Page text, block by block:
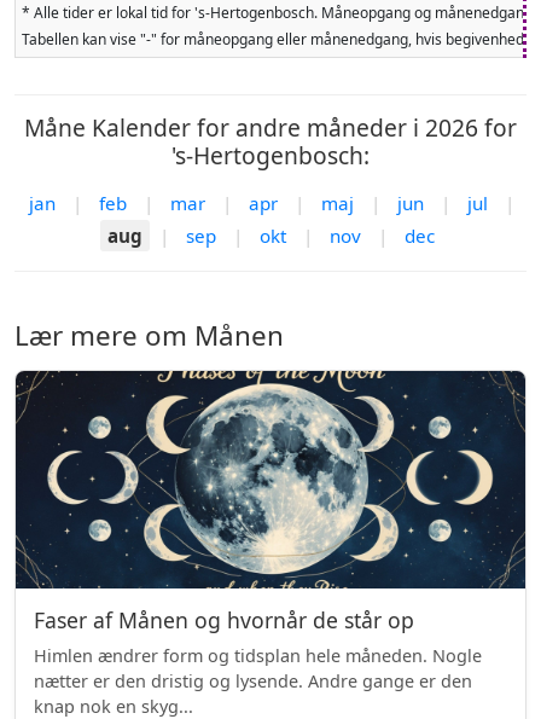
* Alle tider er lokal tid for 's-Hertogenbosch. Måneopgang og
Tabellen kan vise "-" for måneopgang eller månenedgang, hvis
Måne Kalender for andre måneder i 2026 for
's-Hertogenbosch:
jan | feb | mar | apr | maj | jun | jul
|
aug
| sep | okt | nov | dec
Lær mere om Månen
Faser af Månen og hvornår de står op
Himlen ændrer form og tidsplan hele måneden. Nogle
nætter er den dristig og lysende. Andre gange er den
knap nok en skyg...